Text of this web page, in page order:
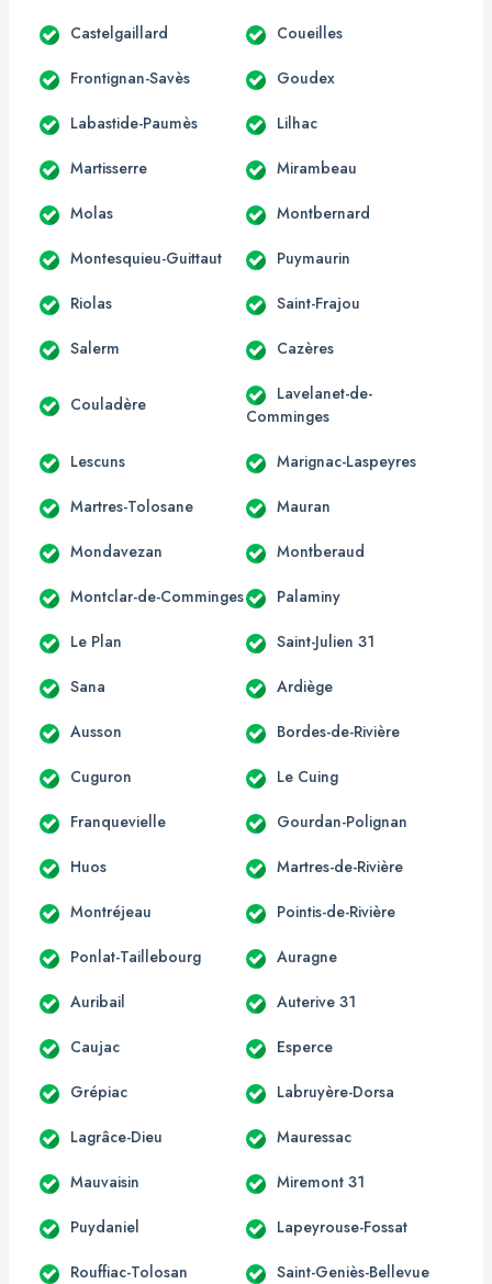
Castelgaillard Coueilles
Frontignan-Savès Goudex
Labastide-Paumès Lilhac
Martisserre Mirambeau
Molas Montbernard
Montesquieu-Guittaut Puymaurin
Riolas Saint-Frajou
Salerm Cazères
Couladère
Lavelanet-de-
Comminges
Lescuns Marignac-Laspeyres
Martres-Tolosane Mauran
Mondavezan Montberaud
Montclar-de-Comminges Palaminy
Le Plan Saint-Julien 31
Sana Ardiège
Ausson Bordes-de-Rivière
Cuguron Le Cuing
Franquevielle Gourdan-Polignan
Huos Martres-de-Rivière
Montréjeau Pointis-de-Rivière
Ponlat-Taillebourg Auragne
Auribail Auterive 31
Caujac Esperce
Grépiac Labruyère-Dorsa
Lagrâce-Dieu Mauressac
Mauvaisin Miremont 31
Puydaniel Lapeyrouse-Fossat
Rouffiac-Tolosan Saint-Geniès-Bellevue